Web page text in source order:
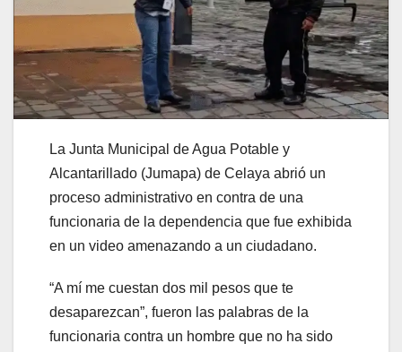
La Junta Municipal de Agua Potable y
Alcantarillado (Jumapa) de Celaya abrió un
proceso administrativo en contra de una
funcionaria de la dependencia que fue exhibida
en un video amenazando a un ciudadano.
“A mí me cuestan dos mil pesos que te
desaparezcan”, fueron las palabras de la
funcionaria contra un hombre que no ha sido